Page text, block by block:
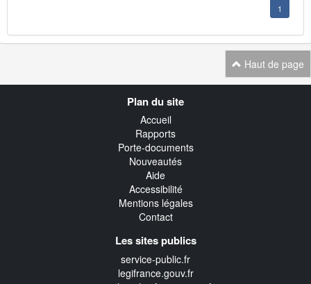
1
Haut de page
Plan du site
Accueil
Rapports
Porte-documents
Nouveautés
Aide
Accessibilité
Mentions légales
Contact
Les sites publics
service-public.fr
legifrance.gouv.fr